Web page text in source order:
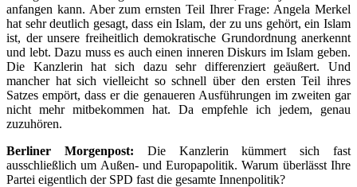
anfangen kann. Aber zum ernsten Teil Ihrer Frage: Angela Merkel
hat sehr deutlich gesagt, dass ein Islam, der zu uns gehört, ein Islam
ist, der unsere freiheitlich demokratische Grundordnung anerkennt
und lebt. Dazu muss es auch einen inneren Diskurs im Islam geben.
Die Kanzlerin hat sich dazu sehr differenziert geäußert. Und
mancher hat sich vielleicht so schnell über den ersten Teil ihres
Satzes empört, dass er die genaueren Ausführungen im zweiten gar
nicht mehr mitbekommen hat. Da empfehle ich jedem, genau
zuzuhören.
Berliner Morgenpost: Die Kanzlerin kümmert sich fast
ausschließlich um Außen- und Europapolitik. Warum überlässt Ihre
Partei eigentlich der SPD fast die gesamte Innenpolitik?